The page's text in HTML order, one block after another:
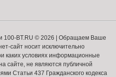
100-BT.RU © 2026 | Обращаем Ваше
сайт носит исключительно
каких условиях информационные
сайте, не являются публичной
Статьи 437 Гражданского кодекса